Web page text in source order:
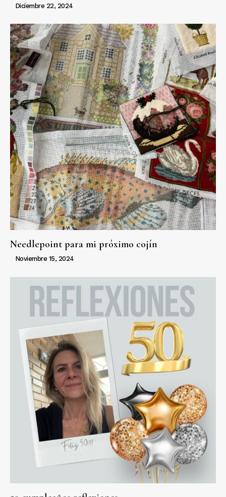
Diciembre 22, 2024
Needlepoint para mi próximo cojín
Noviembre 15, 2024